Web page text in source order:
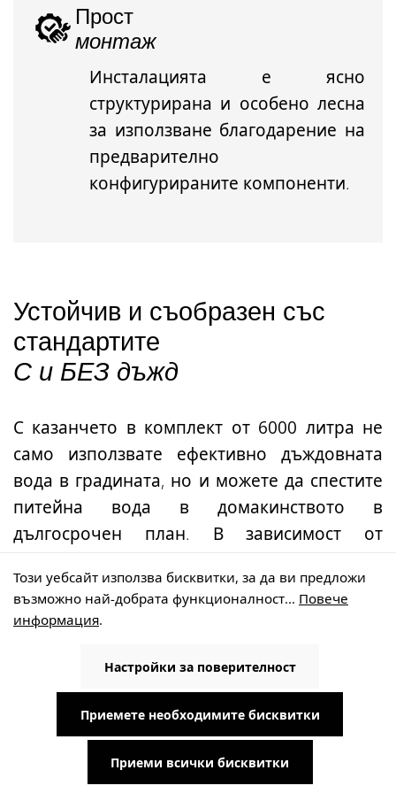
Прост
монтаж
Инсталацията е ясно
структурирана и особено лесна
за използване благодарение на
предварително
конфигурираните компоненти.
Устойчив и съобразен със
стандартите
С и БЕЗ дъжд
С казанчето в комплект от 6000 литра не
само използвате ефективно дъждовната
вода в градината, но и можете да спестите
питейна вода в домакинството в
дългосрочен план. В зависимост от
ежедневните ви нужди от вода могат да
бъдат заменени с филтрирана дъждовна
За да се осигури надеждно захранване
дори когато нивото на водата в казанчето
е ниско,пълните системи за битова
са оборудвани савтоматично
Този уебсайт използва бисквитки, за да ви предложи
възможно най-добрата функционалност... Повече
информация.
Настройки за поверителност
Приемете необходимите бисквитки
Приеми всички бисквитки